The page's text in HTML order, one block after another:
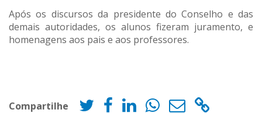
Após os discursos da presidente do Conselho e das
demais autoridades, os alunos fizeram juramento, e
homenagens aos pais e aos professores.
Compartilhe